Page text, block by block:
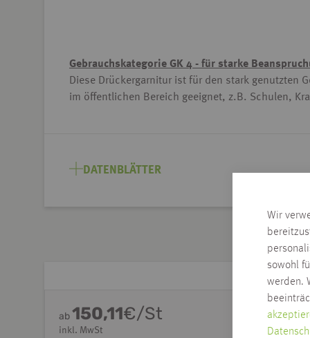
Wir
sowohl
werden.
Gebrauchskategorie GK 4 - für starke
Diese Drückergarnitur ist für den stark genutzten
im öffentlichen Bereich geeignet, z.B. Schulen,
DATENBLÄTTER
ab150,11€/St
inkl. MwSt